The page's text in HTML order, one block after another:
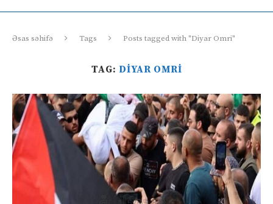
Əsas səhifə Tags Posts tagged with "Diyar Omri"
TAG: DIYAR OMRI